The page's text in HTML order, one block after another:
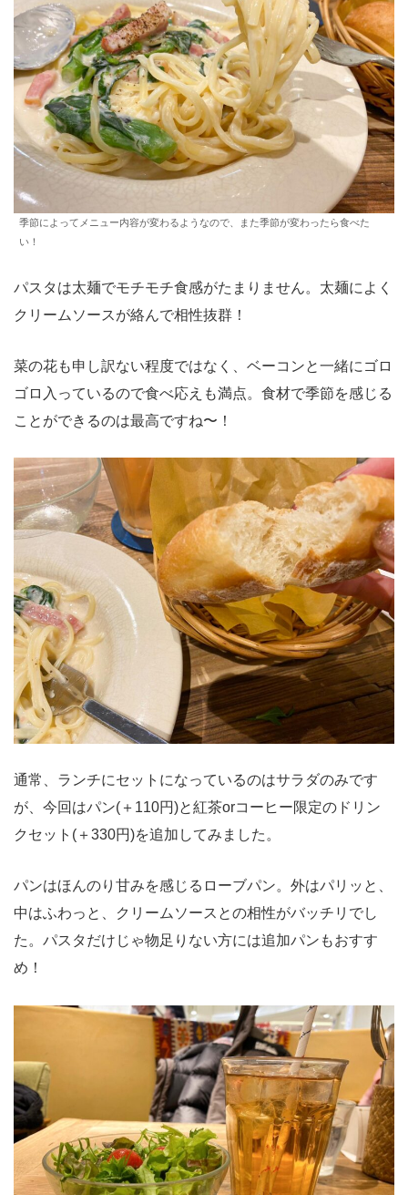
季節によってメニュー内容が変わるようなので、また季節が変わったら食べた
い！
パスタは太麺でモチモチ食感がたまりません。太麺によく
クリームソースが絡んで相性抜群！
菜の花も申し訳ない程度ではなく、ベーコンと一緒にゴロ
ゴロ入っているので食べ応えも満点。食材で季節を感じる
ことができるのは最高ですね〜！
通常、ランチにセットになっているのはサラダのみです
が、今回はパン(＋110円)と紅茶orコーヒー限定のドリン
クセット(＋330円)を追加してみました。
パンはほんのり甘みを感じるローブパン。外はパリッと、
中はふわっと、クリームソースとの相性がバッチリでし
た。パスタだけじゃ物足りない方には追加パンもおすす
め！